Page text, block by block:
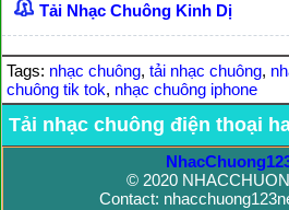
Tải Nhạc Chuông Kinh Dị
Tags: nhạc chuông, tải nhạc chuông,
chuông tik tok, nhạc chuông iphone
Tải nhạc chuông điện thoại
© 2020
Contact: